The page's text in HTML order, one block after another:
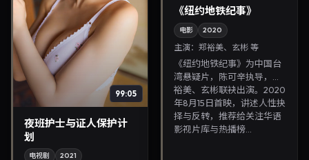
99:05
夜班护士与证人保护计
划
电视剧 2021
《纽约地铁纪事》
电影 2020
主演：郑裕美、玄彬 等
《纽约地铁纪事》为中国台
湾悬疑片，陈可辛执导，郑
裕美、玄彬联袂出演。2020
年8月15日首映，讲述人性抉
择与反转，推荐给关注华语
影视片库与热播榜...